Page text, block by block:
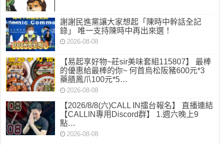
謝謝民進黨讓大家想起「陳時中幹話全記
錄」 唯一支持陳時中再出來選！
2026-08-08
【易起享好物~莊sir美味套組115807】 最棒
的優惠給最棒的你~ 何首烏松阪豬600元*3
藥膳鳳爪100元*5…
2026-08-08
【2026/8/8(六)CALL IN擂台報名】 直播連結
【CALLIN專用Discord群】 1.週六晚上9
點…
2026-08-08